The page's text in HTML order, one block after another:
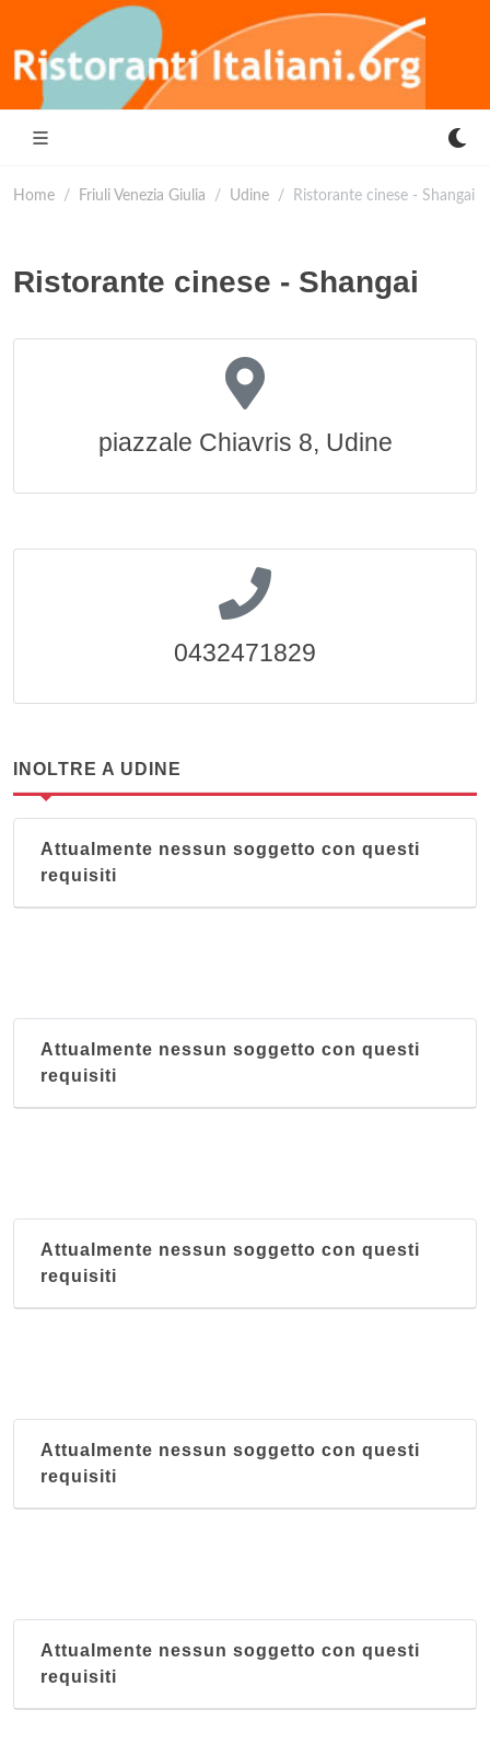
Home Friuli Venezia Giulia Udine Ristorante cinese - Shangai
Ristorante cinese - Shangai
piazzale Chiavris 8, Udine
0432471829
INOLTRE A UDINE
Attualmente nessun soggetto con questi
requisiti
Attualmente nessun soggetto con questi
requisiti
Attualmente nessun soggetto con questi
requisiti
Attualmente nessun soggetto con questi
requisiti
Attualmente nessun soggetto con questi
requisiti